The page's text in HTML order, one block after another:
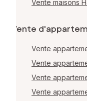
Vente maisons
Vente
Vente
Vente
Vente
Vente